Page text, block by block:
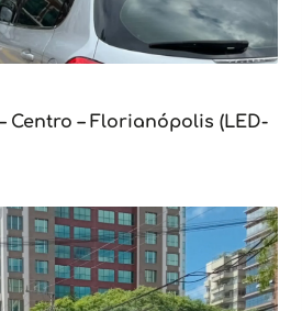
Centro – Florianópolis (LED-